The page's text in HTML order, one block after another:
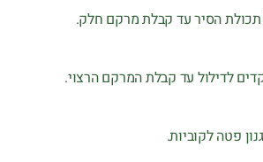
תכולת הסיר עד קבלת מרקם חלק.
לדילול עד קבלת המרקם הרצוי.
פטה לקוביות.